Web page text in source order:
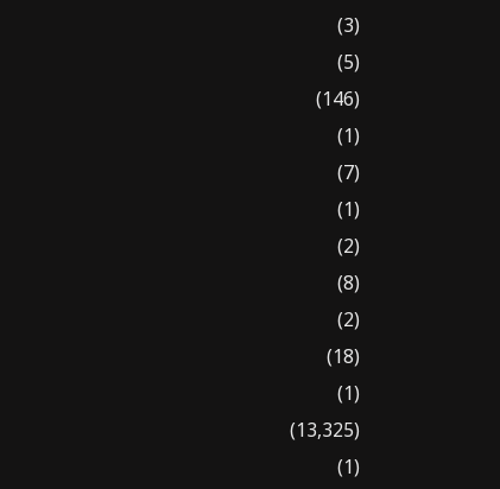
(3)
(5)
(146)
(1)
(7)
(1)
(2)
(8)
(2)
(18)
(1)
(13,325)
(1)